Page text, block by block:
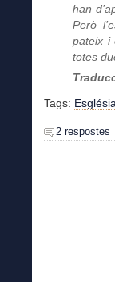
han
Però
pateix i
totes
Tags: Església
2 respostes